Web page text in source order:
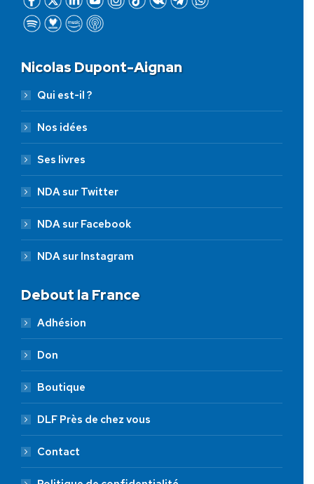
Nicolas Dupont-Aignan
Qui est-il ?
Nos idées
Ses livres
NDA sur Twitter
NDA sur Facebook
NDA sur Instagram
Debout la France
Adhésion
Don
Boutique
DLF Près de chez vous
Contact